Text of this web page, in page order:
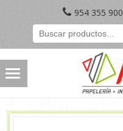
954 355 900